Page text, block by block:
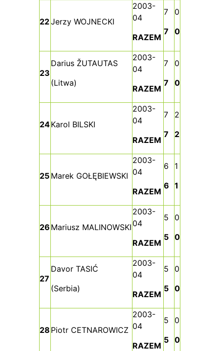
22Jerzy WOJNECKI
2003-
04
RAZEM
7
7
0
0
23
Darius ŽUTAUTAS
(Litwa)
2003-
04
RAZEM
7
7
0
0
24Karol BILSKI
2003-
04
RAZEM
7
7
2
2
25 Marek GOŁĘBIEWSKI
2003-
04
RAZEM
6
6
1
1
26 Mariusz MALINOWSKI
2003-
04
RAZEM
5
5
0
0
27
Davor TASIĆ
(Serbia)
2003-
04
RAZEM
5
5
0
0
28 Piotr CETNAROWICZ
2003-
04
RAZEM
5
5
0
0